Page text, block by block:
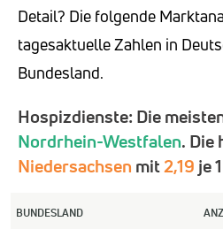
Detail? Die folgende
tagesaktuelle Zahlen in
Bundesland.
Hospizdienste: Die
Nordrhein-Westfalen. Die
Niedersachsen mit2,19 je
BUNDESLAND